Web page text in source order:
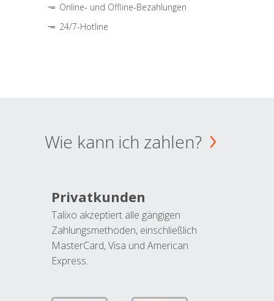
Online- und Offline-Bezahlungen
24/7-Hotline
Wie kann ich zahlen?
Privatkunden
Talixo akzeptiert alle gängigen
Zahlungsmethoden, einschließlich
MasterCard, Visa und American
Express.